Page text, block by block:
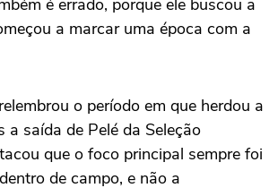
é errado, porque ele buscou a
a marcar uma época com a
o período em que herdou a
a saída de Pelé da Seleção
que o foco principal sempre foi
de campo, e não a